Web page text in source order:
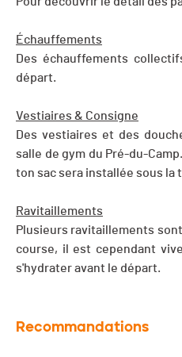
Échauffements
Des échauffements
départ.
Vestiaires & Consigne
Des vestiaires et des
salle de gym du Pré-du-
ton sac sera installée sous la
Ravitaillements
Plusieurs ravitaillements
course, il est cependant
s'hydrater avant le départ.
Recommandations